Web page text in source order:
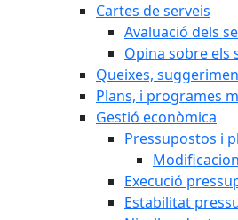
Cartes de serveis
Avaluació dels
Opina sobre els
Queixes,
Plans, i programes
Gestió econòmica
Pressupostos i
Execució
Estabilitat